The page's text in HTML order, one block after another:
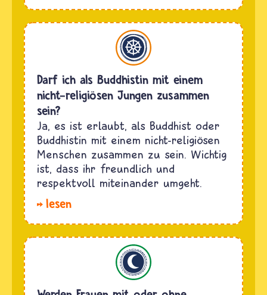
Buddhismus
Darf ich als Buddhistin mit einem
nicht-religiösen Jungen zusammen
sein?
Ja, es ist erlaubt, als Buddhist oder
Buddhistin mit einem nicht-religiösen
Menschen zusammen zu sein. Wichtig
ist, dass ihr freundlich und
respektvoll miteinander umgeht.
lesen